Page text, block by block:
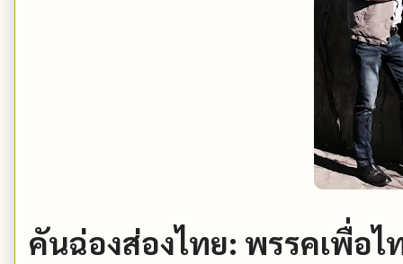
คันฉ่องส่องไทย: พรรคเพื่อ